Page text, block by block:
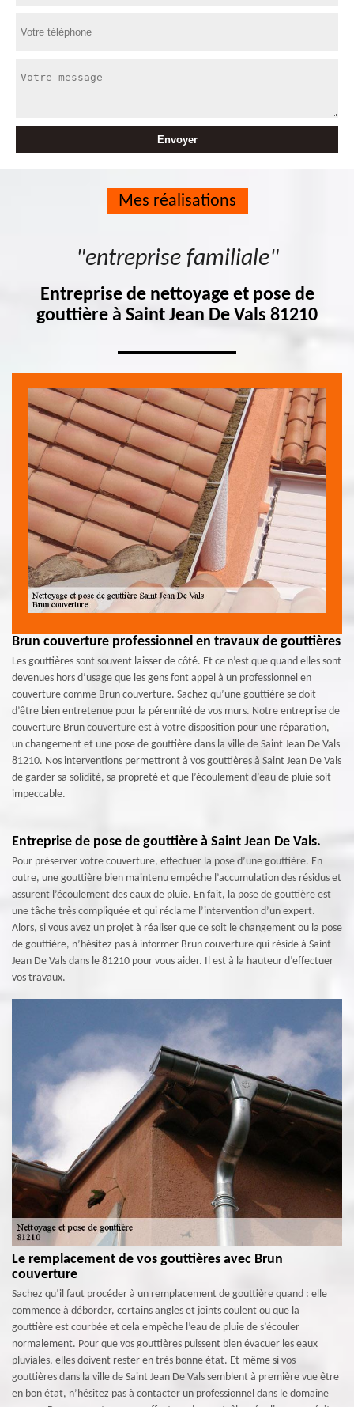
Mes réalisations
"entreprise familiale"
Entreprise de nettoyage et pose de
gouttière à Saint Jean De Vals 81210
Brun couverture professionnel en travaux de gouttières
Les gouttières sont souvent laisser de côté. Et ce n’est que quand elles sont
devenues hors d’usage que les gens font appel à un professionnel en
couverture comme Brun couverture. Sachez qu’une gouttière se doit
d’être bien entretenue pour la pérennité de vos murs. Notre entreprise de
couverture Brun couverture est à votre disposition pour une réparation,
un changement et une pose de gouttière dans la ville de Saint Jean De Vals
81210. Nos interventions permettront à vos gouttières à Saint Jean De Vals
de garder sa solidité, sa propreté et que l’écoulement d’eau de pluie soit
impeccable.
Entreprise de pose de gouttière à Saint Jean De Vals.
Pour préserver votre couverture, effectuer la pose d’une gouttière. En
outre, une gouttière bien maintenu empêche l’accumulation des résidus et
assurent l’écoulement des eaux de pluie. En fait, la pose de gouttière est
une tâche très compliquée et qui réclame l’intervention d’un expert.
Alors, si vous avez un projet à réaliser que ce soit le changement ou la pose
de gouttière, n’hésitez pas à informer Brun couverture qui réside à Saint
Jean De Vals dans le 81210 pour vous aider. Il est à la hauteur d’effectuer
vos travaux.
Le remplacement de vos gouttières avec Brun
couverture
Sachez qu’il faut procéder à un remplacement de gouttière quand : elle
commence à déborder, certains angles et joints coulent ou que la
gouttière est courbée et cela empêche l’eau de pluie de s’écouler
normalement. Pour que vos gouttières puissent bien évacuer les eaux
pluviales, elles doivent rester en très bonne état. Et même si vos
gouttières dans la ville de Saint Jean De Vals semblent à première vue être
en bon état, n’hésitez pas à contacter un professionnel dans le domaine